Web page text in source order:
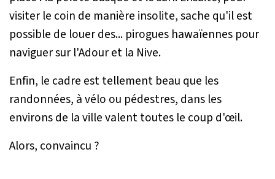
visiter le coin de manière insolite, sache qu'il est
possible de louer des... pirogues hawaïennes pour
naviguer sur l'Adour et la Nive.
Enfin, le cadre est tellement beau que les
randonnées, à vélo ou pédestres, dans les
environs de la ville valent toutes le coup d'œil.
Alors, convaincu ?